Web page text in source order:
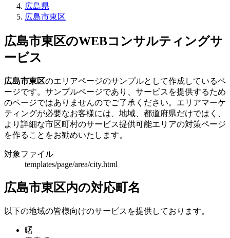
広島県
広島市東区
広島市東区のWEBコンサルティングサ
ービス
広島市東区のエリアページのサンプルとして作成しているペ
ージです。サンプルページであり、サービスを提供するため
のページではありませんのでご了承ください。エリアマーケ
ティングが必要なお客様には、地域、都道府県だけではく、
より詳細な市区町村のサービス提供可能エリアの対策ページ
を作ることをお勧めいたします。
対象ファイル
templates/page/area/city.html
広島市東区内の対応町名
以下の地域の皆様向けのサービスを提供しております。
曙